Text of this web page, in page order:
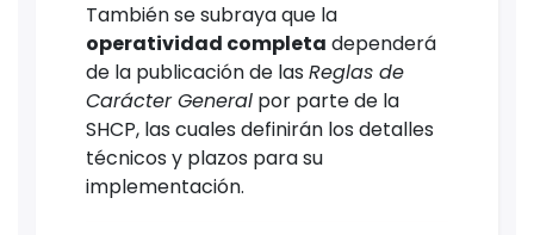
También se subraya que la
operatividad completa dependerá
de la publicación de las Reglas de
Carácter General por parte de la
SHCP, las cuales definirán los detalles
técnicos y plazos para su
implementación.